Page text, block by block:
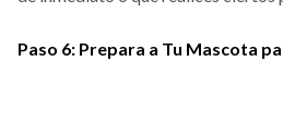
Paso 6: Prepara a Tu Mascota